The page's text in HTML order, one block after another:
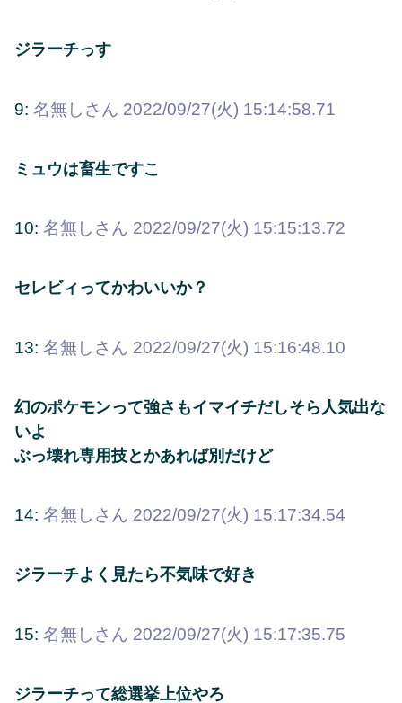
ジラーチっす
9: 名無しさん 2022/09/27(火) 15:14:58.71
ミュウは畜生ですこ
10: 名無しさん 2022/09/27(火) 15:15:13.72
セレビィってかわいいか？
13: 名無しさん 2022/09/27(火) 15:16:48.10
幻のポケモンって強さもイマイチだしそら人気出な
いよ
ぶっ壊れ専用技とかあれば別だけど
14: 名無しさん 2022/09/27(火) 15:17:34.54
ジラーチよく見たら不気味で好き
15: 名無しさん 2022/09/27(火) 15:17:35.75
ジラーチって総選挙上位やろ